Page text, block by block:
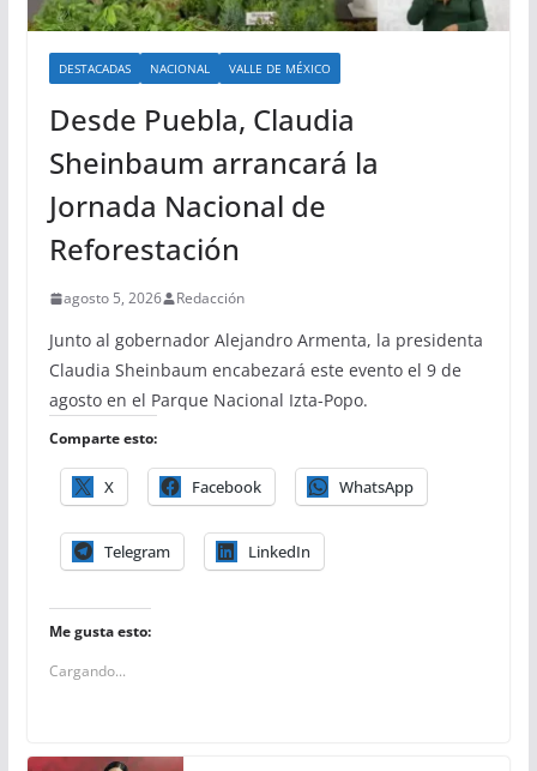
DESTACADAS NACIONAL VALLE DE MÉXICO
Desde Puebla, Claudia
Sheinbaum arrancará la
Jornada Nacional de
Reforestación
agosto 5, 2026 Redacción
Junto al gobernador Alejandro Armenta, la presidenta
Claudia Sheinbaum encabezará este evento el 9 de
agosto en el Parque Nacional Izta-Popo.
Comparte esto:
X Facebook WhatsApp
Telegram LinkedIn
Me gusta esto:
Cargando...